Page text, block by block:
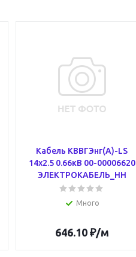
Кабель КВВГЭнг(А)-LS
14х2.5 0.66кВ 00-00006620
ЭЛЕКТРОКАБЕЛЬ_НН
Много
646.10₽/м